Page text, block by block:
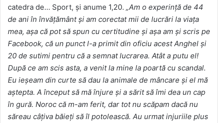
catedra de… Sport, și anume 1,20. „Am o experință de 44
de ani în învățământ și am corectat mii de lucrări la viața
mea, așa că pot să spun cu certitudine și așa am și scris pe
Facebook, că un punct l-a primit din oficiu acest Anghel și
20 de sutimi pentru că a semnat lucrarea. Atât a putu el!
După ce am scis asta, a venit la mine la poartă cu scandal.
Eu ieșeam din curte să dau la animale de mâncare și el mă
aștepta. A început să mă înjure și a sărit să îmi dea un cap
în gură. Noroc că m-am ferit, dar tot nu scăpam dacă nu
săreau câțiva băieți să îl potolească. Au urmat injuriile plus